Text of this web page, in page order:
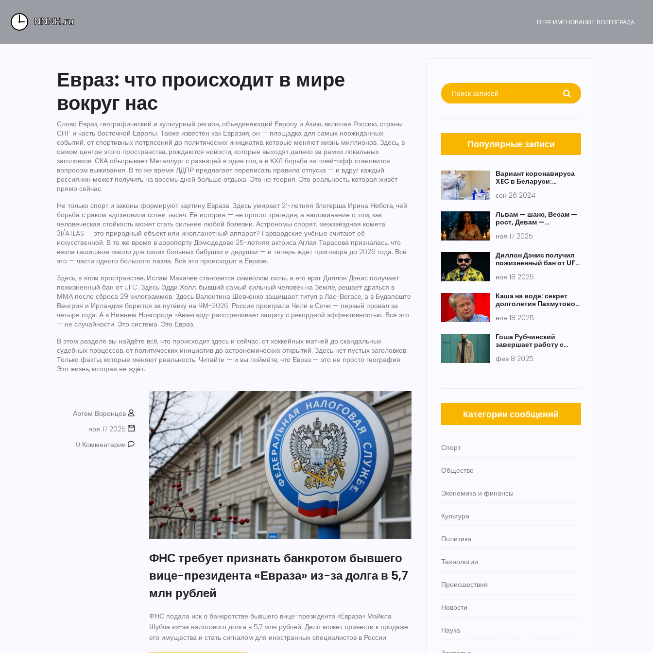
ПЕРЕИМЕНОВАНИЕ ВОЛГОГРАДА
Евраз: что происходит в мире
вокруг нас
Слово Евраз, географический и культурный регион, объединяющий Европу и Азию, включая Россию, страны
СНГ и часть Восточной Европы. Также известен как Евразия, он — площадка для самых неожиданных
событий: от спортивных потрясений до политических инициатив, которые меняют жизнь миллионов. Здесь, в
самом центре этого пространства, рождаются новости, которые выходят далеко за рамки локальных
заголовков. СКА обыгрывает Металлург с разницей в один гол, а в КХЛ борьба за плей-офф становится
вопросом выживания. В то же время ЛДПР предлагает переписать правила отпуска — и вдруг каждый
россиянин может получить на восемь дней больше отдыха. Это не теория. Это реальность, которая живёт
прямо сейчас.
Не только спорт и законы формируют картину Евраза. Здесь умирает 21-летняя блогерша Ирина Небога, чей
борьба с раком вдохновила сотни тысяч. Её история — не просто трагедия, а напоминание о том, как
человеческая стойкость может стать сильнее любой болезни. Астрономы спорят: межзвёздная комета
3I/ATLAS — это природный объект или инопланетный аппарат? Гарвардские учёные считают её
искусственной. В то же время в аэропорту Домодедово 25-летняя актриса Аглая Тарасова призналась, что
везла гашишное масло для своих больных бабушки и дедушки — и теперь ждёт приговора до 2026 года. Всё
это — части одного большого пазла. Всё это происходит в Евразе.
Здесь, в этом пространстве, Ислам Махачев становится символом силы, а его враг Диллон Дэнис получает
пожизненный бан от UFC. Здесь Эдди Холл, бывший самый сильный человек на Земле, решает драться в
ММА после сброса 29 килограммов. Здесь Валентина Шевченко защищает титул в Лас-Вегасе, а в Будапеште
Венгрия и Ирландия борются за путёвку на ЧМ-2026. Россия проиграла Чили в Сочи — первый провал за
четыре года. А в Нижнем Новгороде «Авангард» расстреливает защиту с рекордной эффективностью. Всё это
— не случайности. Это система. Это Евраз.
В этом разделе вы найдёте всё, что происходит здесь и сейчас: от хоккейных матчей до скандальных
судебных процессов, от политических инициатив до астрономических открытий. Здесь нет пустых заголовков.
Только факты, которые меняют реальность. Читайте — и вы поймёте, что Евраз — это не просто география.
Это жизнь, которая не ждёт.
Артем Воронцов
ноя 17 2025
0 Комментарии
ФНС требует признать банкротом бывшего
вице-президента «Евраза» из-за долга в 5,7
млн рублей
ФНС подала иск о банкротстве бывшего вице-президента «Евраза» Майкла
Шубла из-за налогового долга в 5,7 млн рублей. Дело может привести к продаже
его имущества и стать сигналом для иностранных специалистов в России.
Популярные записи
Вариант коронавируса
XEC в Беларуси:
здравоохранения
информацию
сен 26 2024
Львам — шанс, Весам —
рост, Девам —
гороскоп на 17 ноября
ноя 17 2025
Диллон Дэнис получил
пожизненный бан от UFC
Махачева и Маддалены
ноя 18 2025
Каша на воде: секрет
долголетия Пахмутовой
ноя 18 2025
Гоша Рубчинский
завершает работу с
скандалов
фев 8 2025
Категории сообщений
Спорт
Общество
Экономика и финансы
Культура
Политика
Технологии
Происшествия
Новости
Наука